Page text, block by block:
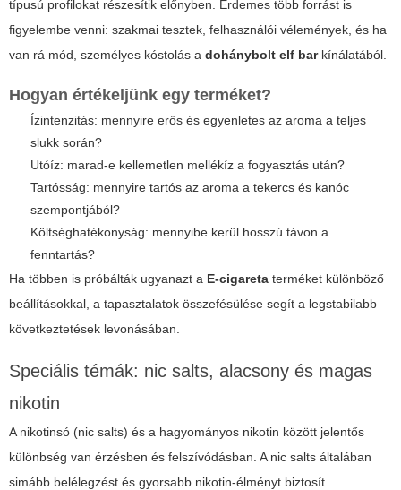
típusú profilokat részesítik előnyben. Érdemes több forrást is
figyelembe venni: szakmai tesztek, felhasználói vélemények, és ha
van rá mód, személyes kóstolás a dohánybolt elf barkínálatából.
Hogyan értékeljünk egy terméket?
Ízintenzitás: mennyire erős és egyenletes az aroma a teljes
slukk során?
Utóíz: marad-e kellemetlen mellékíz a fogyasztás után?
Tartósság: mennyire tartós az aroma a tekercs és kanóc
szempontjából?
Költséghatékonyság: mennyibe kerül hosszú távon a
fenntartás?
Ha többen is próbálták ugyanazt a E-cigareta terméket különböző
beállításokkal, a tapasztalatok összefésülése segít a legstabilabb
következtetések levonásában.
Speciális témák: nic salts, alacsony és magas
nikotin
A nikotinsó (nic salts) és a hagyományos nikotin között jelentős
különbség van érzésben és felszívódásban. A nic salts általában
simább belélegzést és gyorsabb nikotin-élményt biztosít